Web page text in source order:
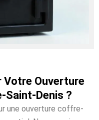
Votre Ouverture
Denis ?
une ouverture coffre-